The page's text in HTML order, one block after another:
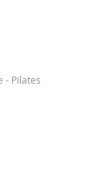
- Pilates